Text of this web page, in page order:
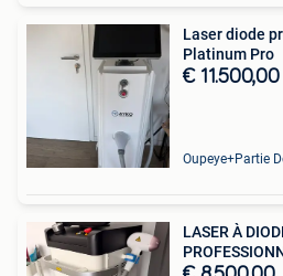
Laser diode
Platinum Pro
€ 11.500,00
LASER À